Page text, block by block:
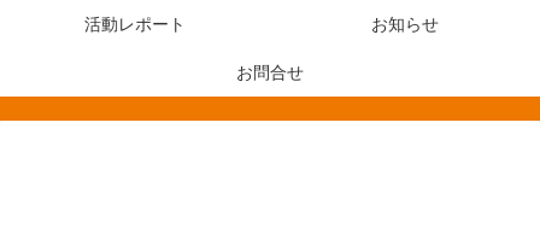
活動レポート お知らせ
お問合せ